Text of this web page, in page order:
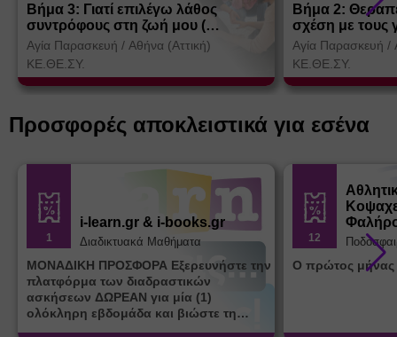
Βήμα 3: Γιατί επιλέγω λάθος
συντρόφους στη ζωή μου (
Θεσσαλονίκη)
Αγία Παρασκευή / Αθήνα (Αττική)
ΚΕ.ΘΕ.ΣΥ.
Βήμα 2:
σχέση με τους
Αγία Παρασκευή /
ΚΕ.ΘΕ.ΣΥ.
Προσφορές αποκλειστικά για εσένα
1
i-learn.gr & i-books.gr
Διαδικτυακά Μαθήματα
ΜΟΝΑΔΙΚΗ ΠΡΟΣΦΟΡΑ Εξερευνήστε την
πλατφόρμα των διαδραστικών
ασκήσεων ΔΩΡΕΑΝ για μία (1)
ολόκληρη εβδομάδα και βιώστε τη
12
Ο πρώτος